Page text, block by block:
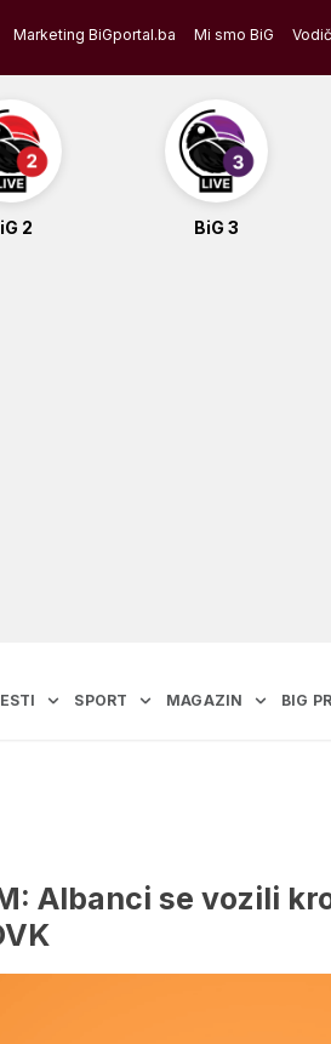
Marketing BiGportal.ba Mi smo BiG
2 BiG 3
SPORT MAGAZIN BIG
Albanci se vozili